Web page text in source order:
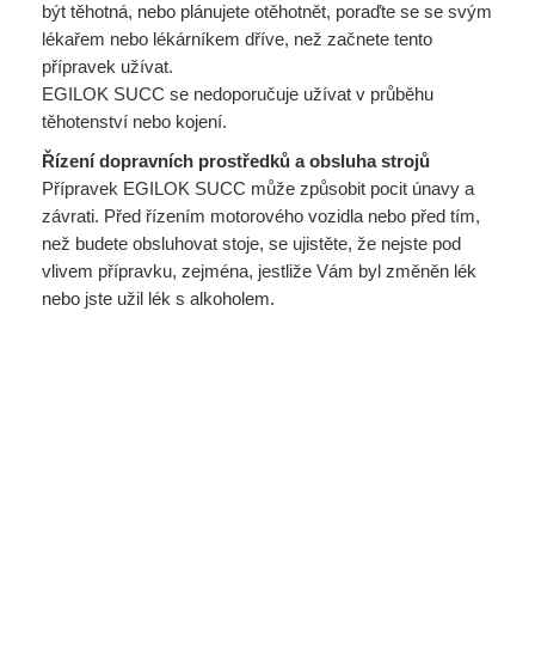
být těhotná, nebo plánujete otěhotnět, poraďte se se svým
lékařem nebo lékárníkem dříve, než začnete tento
přípravek užívat.
EGILOK SUCC se nedoporučuje užívat v průběhu
těhotenství nebo kojení.
Řízení dopravních prostředků a obsluha strojů
Přípravek EGILOK SUCC může způsobit pocit únavy a
závrati. Před řízením motorového vozidla nebo před tím,
než budete obsluhovat stoje, se ujistěte, že nejste pod
vlivem přípravku, zejména, jestliže Vám byl změněn lék
nebo jste užil lék s alkoholem.